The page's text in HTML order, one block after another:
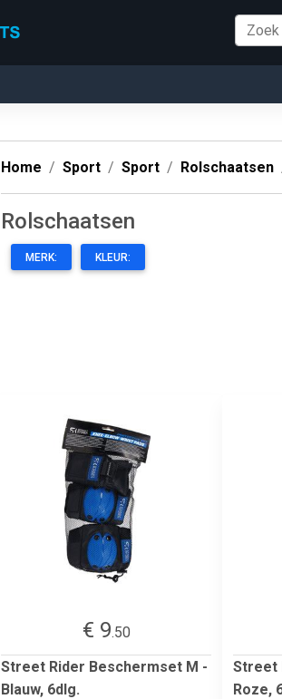
Home Sport Sport Rolschaatsen
Rolschaatsen
MERK: KLEUR:
€ 9.50
Street Rider Beschermset M -
Blauw, 6dlg.
Street
Roze,